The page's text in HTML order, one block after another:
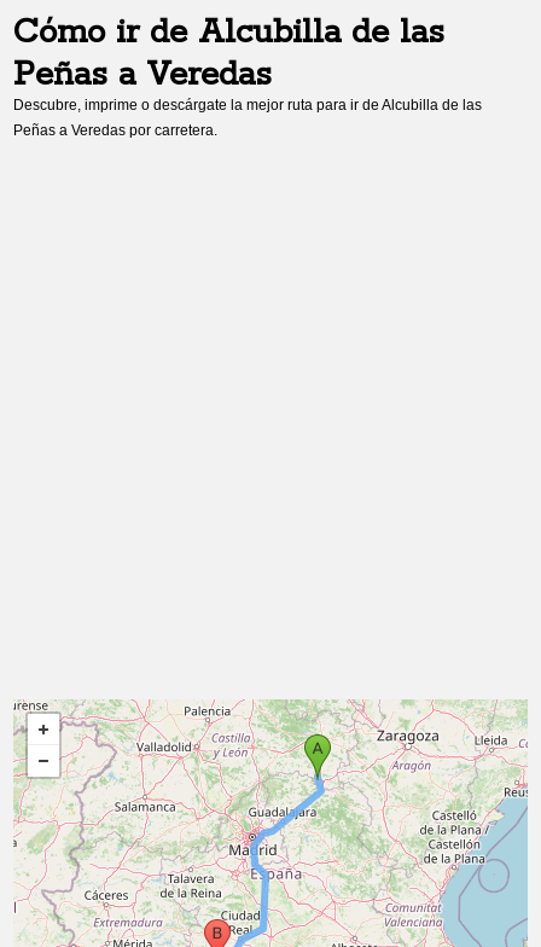
Cómo ir de Alcubilla de las
Peñas a Veredas
Descubre, imprime o descárgate la mejor ruta para ir deAlcubilla de las
Peñas aVeredas por carretera.